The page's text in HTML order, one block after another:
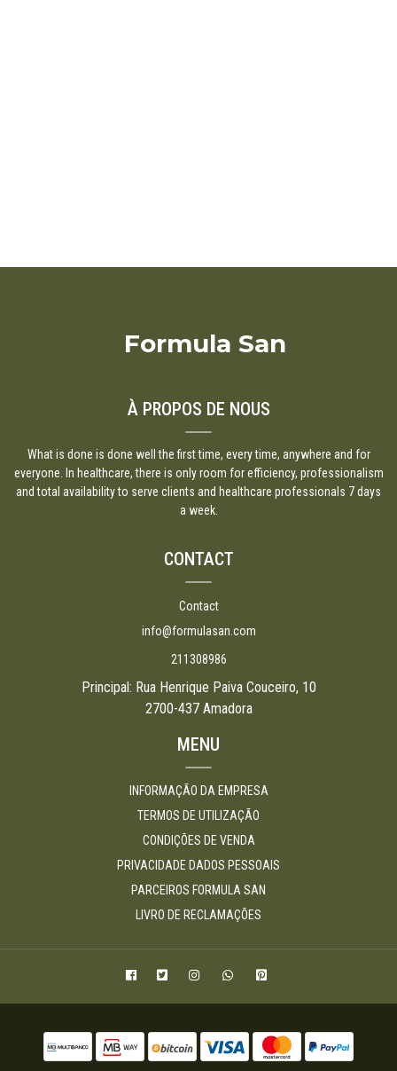
Formula San
À PROPOS DE NOUS
What is done is done well the first time, every time, anywhere and for
everyone. In healthcare, there is only room for efficiency, professionalism
and total availability to serve clients and healthcare professionals 7 days
a week.
CONTACT
Contact
info@formulasan.com
211308986
Principal: Rua Henrique Paiva Couceiro, 10
2700-437 Amadora
MENU
INFORMAÇÃO DA EMPRESA
TERMOS DE UTILIZAÇÃO
CONDIÇÕES DE VENDA
PRIVACIDADE DADOS PESSOAIS
PARCEIROS FORMULA SAN
LIVRO DE RECLAMAÇÕES